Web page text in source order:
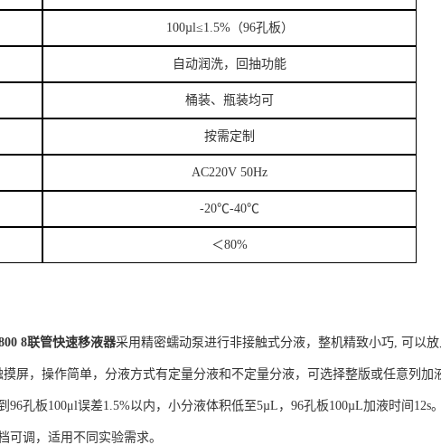
100µl≤1.5%（96孔板）
自动润洗，回抽功能
桶装、瓶装均可
按需定制
AC220V 50Hz
-20℃-40℃
＜80%
8联管快速移液器采用精密蠕动泵进行非接触式分液，整机精致小巧, 可以放
屏，操作简单，分液方式有定量分液和不定量分液，可选择整版或任意列加
96孔板100μl误差1.5%以内，小分液体积低至5µL，96孔板100µL加液时间12s。
可调，适用不同实验需求。